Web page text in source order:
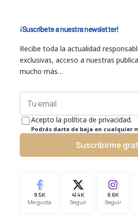
¡Suscríbete a nuestra newsletter!
Recibe toda la actualidad
exclusivas, acceso a nuestras
mucho más…
Acepto la política de privacidad.
Podrás darte de baja en cualquier
Suscribirme
9.5K
Me gusta
41.4K
Seguir
6.6K
Seguir